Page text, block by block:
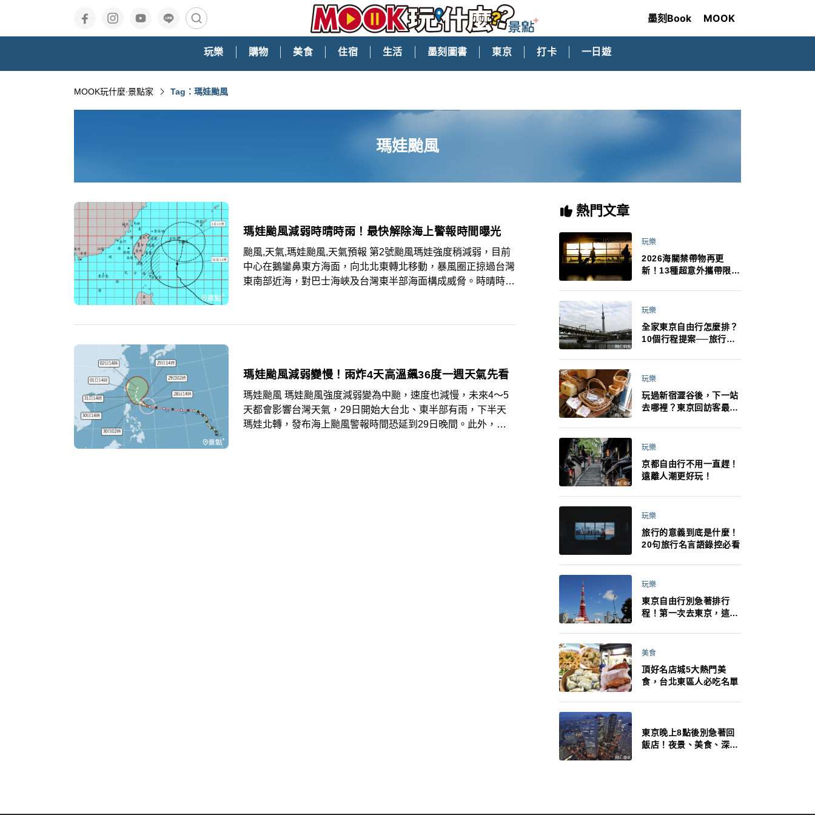
墨刻Book MOOK
玩樂 購物 美食 住宿 生活 墨刻圖書 東京 打卡 一日遊
MOOK玩什麼‧景點家 Tag：瑪娃颱風
瑪娃颱風
瑪娃颱風減弱時晴時雨！最快解除海上警報時間曝光
颱風,天氣,瑪娃颱風,天氣預報 第2號颱風瑪娃強度稍減弱，目前
中心在鵝鑾鼻東方海面，向北北東轉北移動，暴風圈正掠過台灣
東南部近海，對巴士海峽及台灣東半部海面構成威脅。時晴時雨
瑪娃颱風減弱變慢！雨炸4天高溫飆36度一週天氣先看
瑪娃颱風 瑪娃颱風強度減弱變為中颱，速度也減慢，未來4～5
天都會影響台灣天氣，29日開始大台北、東半部有雨，下半天
瑪娃北轉，發布海上颱風警報時間恐延到29日晚間。此外，要
熱門文章
玩樂
2026海關禁帶物再更
新！13種超意外攜帶限
最高還罰百萬！注意事項
玩樂
全家東京自由行怎麼排？
10個行程提案──旅行不
法！
玩樂
玩過新宿澀谷後，下一站
去哪裡？東京回訪客最推
玩樂
京都自由行不用一直趕！
遠離人潮更好玩！
玩樂
旅行的意義到底是什麼！
20句旅行名言語錄控必看
玩樂
東京自由行別急著排行
程！第一次去東京，這10
美食
頂好名店城5大熱門美
食，台北東區人必吃名單
東京晚上8點後別急著回
飯店！夜景、美食、深夜